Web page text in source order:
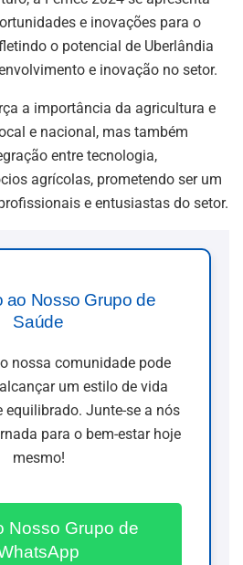
e inovações para o
o potencial de Uberlândia
e inovação no setor.
a importância da agricultura e
e nacional, mas também
entre tecnologia,
agrícolas, prometendo ser um
e entusiastas do setor.
ao Nosso Grupo de
Saúde
nossa comunidade pode
um estilo de vida
equilibrado. Junte-se a nós
para o bem-estar hoje
mesmo!
Nosso Grupo de